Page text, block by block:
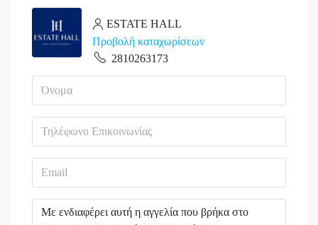
ESTATE HALL
Προβολή καταχωρίσεων
2810263173